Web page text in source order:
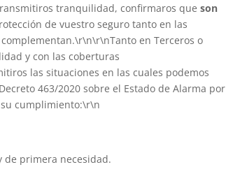
tranquilidad, confirmaros queson
de vuestro seguro tanto en las
en Terceros o
y con las coberturas
las situaciones en las cuales podemos
463/2020 sobre el Estado de Alarma por
cumplimiento:\r\n
de primera necesidad.